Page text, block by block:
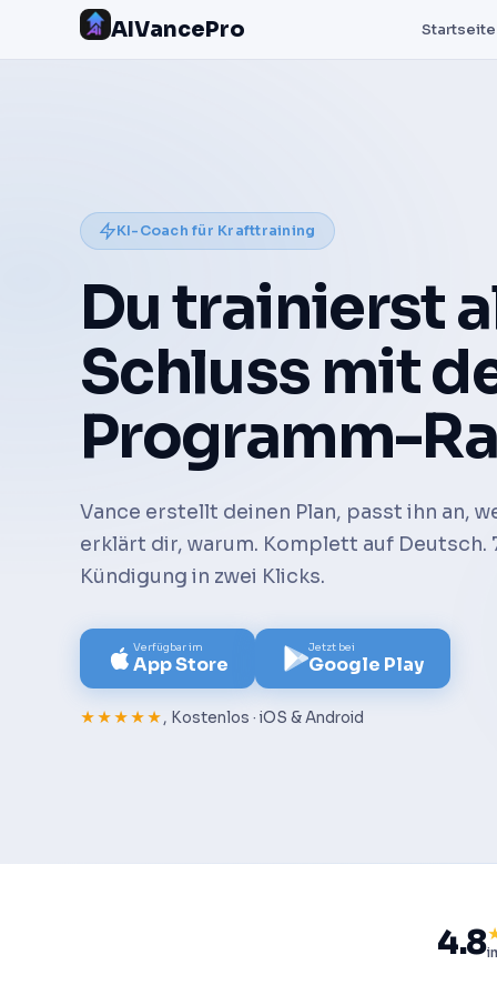
AIVancePro Startseite
KI-Coach für Krafttraining
Du trainierst
Schluss mit
Programm-
Vance erstellt deinen Plan, passt ihn an,
erklärt dir, warum. Komplett auf Deutsch.
Kündigung in zwei Klicks.
Verfügbar im
App Store
Jetzt bei
Google Play
★★★★★, Kostenlos · iOS & Android
4.8